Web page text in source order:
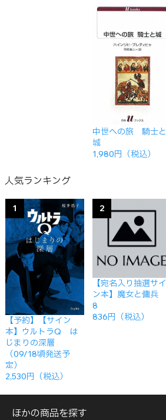
中世への旅 騎士と
城
1,980円（税込）
人気ランキング
1
【予約】【サイン
本】ウルトラQ は
じまりの深層
（09/18頃発送予
定）
2,530円（税込）
2
【宛名入り抽選サイ
ン本】魔女と傭兵
8
836円（税込）
ほかの商品を探す